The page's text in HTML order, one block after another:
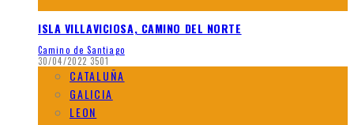
ISLA VILLAVICIOSA, CAMINO DEL NORTE
Camino de Santiago
30/04/2022 3501
CATALUÑA
GALICIA
LEON